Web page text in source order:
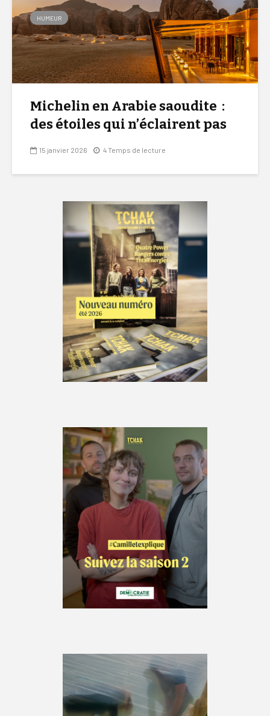
HUMEUR
Michelin en Arabie saoudite :
des étoiles qui n’éclairent pas
15 janvier 2026 4 Temps de lecture